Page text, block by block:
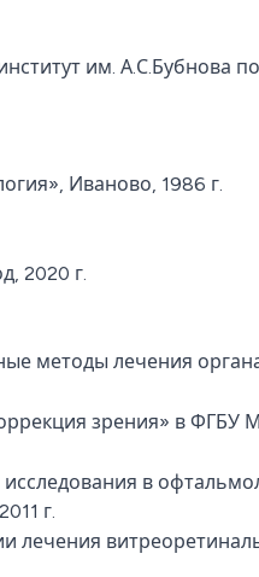
им. А.С.Бубнова
Иваново, 1986 г.
2020 г.
методы лечения
зрения» в
исследования в
г.
лечения